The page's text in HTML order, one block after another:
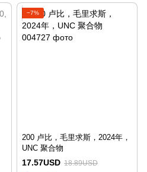
−7%
200 卢比，毛里求斯，2024年，
UNC 聚合物
17.57USD 18.89USD